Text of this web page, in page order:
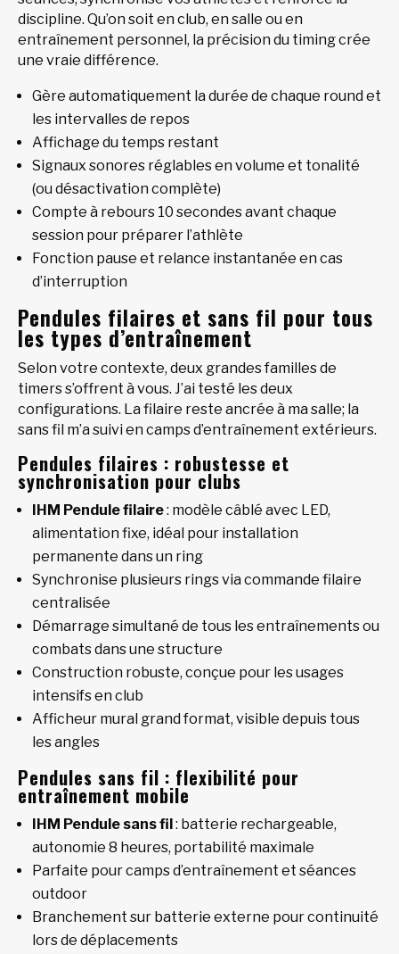
discipline. Qu’on soit en club, en salle ou en
entraînement personnel, la précision du timing crée
une vraie différence.
Gère automatiquement la durée de chaque round et
les intervalles de repos
Affichage du temps restant
Signaux sonores réglables en volume et tonalité
(ou désactivation complète)
Compte à rebours 10 secondes avant chaque
session pour préparer l’athlète
Fonction pause et relance instantanée en cas
d’interruption
Pendules filaires et sans fil pour tous
les types d’entraînement
Selon votre contexte, deux grandes familles de
timers s’offrent à vous. J’ai testé les deux
configurations. La filaire reste ancrée à ma salle; la
sans fil m’a suivi en camps d’entraînement extérieurs.
Pendules filaires : robustesse et
synchronisation pour clubs
IHM Pendule filaire: modèle câblé avec LED,
alimentation fixe, idéal pour installation
permanente dans un ring
Synchronise plusieurs rings via commande filaire
centralisée
Démarrage simultané de tous les entraînements ou
combats dans une structure
Construction robuste, conçue pour les usages
intensifs en club
Afficheur mural grand format, visible depuis tous
les angles
Pendules sans fil : flexibilité pour
entraînement mobile
IHM Pendule sans fil: batterie rechargeable,
autonomie 8 heures, portabilité maximale
Parfaite pour camps d’entraînement et séances
outdoor
Branchement sur batterie externe pour continuité
lors de déplacements